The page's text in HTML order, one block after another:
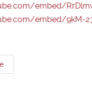
embed/
embed/9kM-